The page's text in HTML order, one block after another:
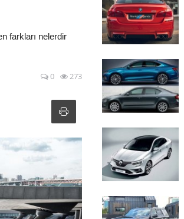
farkları nelerdir
0 273